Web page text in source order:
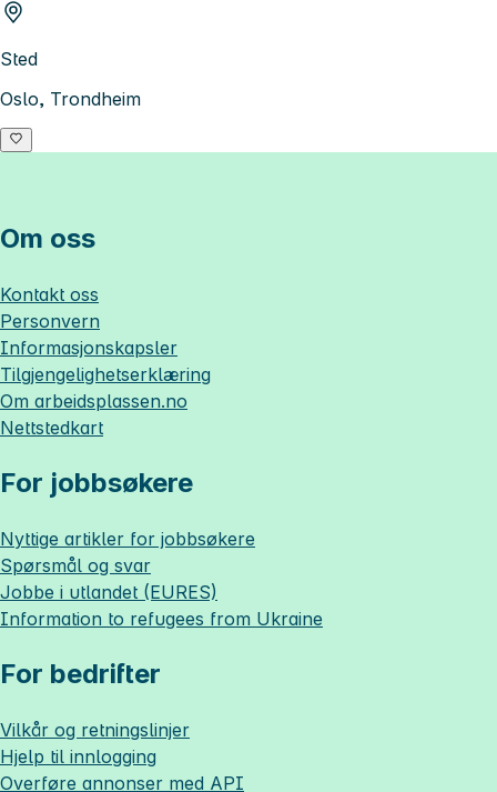
Sted
Oslo, Trondheim
Om oss
Kontakt oss
Personvern
Informasjonskapsler
Tilgjengelighetserklæring
Om arbeidsplassen.no
Nettstedkart
For jobbsøkere
Nyttige artikler for jobbsøkere
Spørsmål og svar
Jobbe i utlandet (EURES)
Information to refugees from Ukraine
For bedrifter
Vilkår og retningslinjer
Hjelp til innlogging
Overføre annonser med API